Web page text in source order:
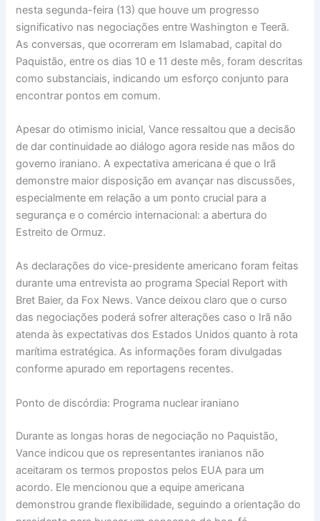
nesta segunda-feira (13) que houve um progresso
significativo nas negociações entre Washington e Teerã.
As conversas, que ocorreram em Islamabad, capital do
Paquistão, entre os dias 10 e 11 deste mês, foram descritas
como substanciais, indicando um esforço conjunto para
encontrar pontos em comum.
Apesar do otimismo inicial, Vance ressaltou que a decisão
de dar continuidade ao diálogo agora reside nas mãos do
governo iraniano. A expectativa americana é que o Irã
demonstre maior disposição em avançar nas discussões,
especialmente em relação a um ponto crucial para a
segurança e o comércio internacional: a abertura do
Estreito de Ormuz.
As declarações do vice-presidente americano foram feitas
durante uma entrevista ao programa Special Report with
Bret Baier, da Fox News. Vance deixou claro que o curso
das negociações poderá sofrer alterações caso o Irã não
atenda às expectativas dos Estados Unidos quanto à rota
marítima estratégica. As informações foram divulgadas
conforme apurado em reportagens recentes.
Ponto de discórdia: Programa nuclear iraniano
Durante as longas horas de negociação no Paquistão,
Vance indicou que os representantes iranianos não
aceitaram os termos propostos pelos EUA para um
acordo. Ele mencionou que a equipe americana
demonstrou grande flexibilidade, seguindo a orientação do